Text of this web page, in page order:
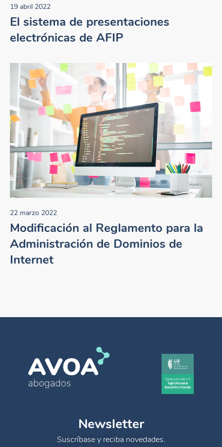
19 abril 2022
El sistema de presentaciones
electrónicas de AFIP
22 marzo 2022
Modificación al Reglamento para la
Administración de Dominios de
Internet
Newsletter
Suscríbase y reciba novedades.